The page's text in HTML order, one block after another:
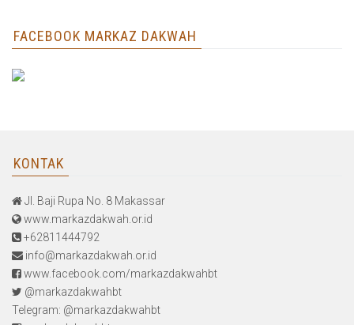
FACEBOOK MARKAZ DAKWAH
KONTAK
Jl. Baji Rupa No. 8 Makassar
www.markazdakwah.or.id
+62811444792
info@markazdakwah.or.id
www.facebook.com/markazdakwahbt
@markazdakwahbt
Telegram: @markazdakwahbt